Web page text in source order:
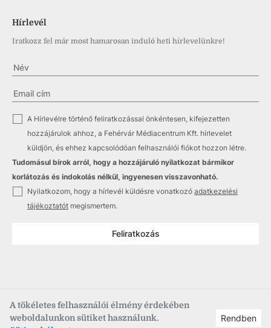
A tökéletes felhasználói élmény érdekében
weboldalunkon sütiket használunk.
Rendben
Hírlevél
Iratkozz fel már most hamarosan induló heti hírlevelünkre!
A Hírlevélre történő feliratkozással önkéntesen, kifejezetten
hozzájárulok ahhoz, a Fehérvár Médiacentrum Kft. hírlevelet
küldjön, és ehhez kapcsolódóan felhasználói fiókot hozzon létre.
Tudomásul bírok arról, hogy a hozzájáruló nyilatkozat bármikor
korlátozás és indokolás nélkül, ingyenesen visszavonható.
Nyilatkozom, hogy a hírlevél küldésre vonatkozó adatkezelési
tájékoztatót megismertem.
Feliratkozás
Copyright © 2021–2026 Fehérvár Médiacentrum, fmc.hu